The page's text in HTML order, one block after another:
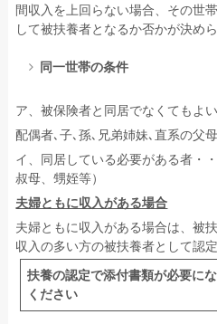
間収入を上回らない場合、その世
して被扶養者となるか否かが決めら
同一世帯の条件
ア、被保険者と同居でなくてもよ
配偶者､子､孫､兄弟姉妹､直系の父
イ、同居している必要がある者・
叔母、甥姪等）
夫婦ともに収入がある場合
夫婦ともに収入がある場合は、被
収入の多い方の被扶養者として認定
扶養の認定で添付書類が必要に
ください